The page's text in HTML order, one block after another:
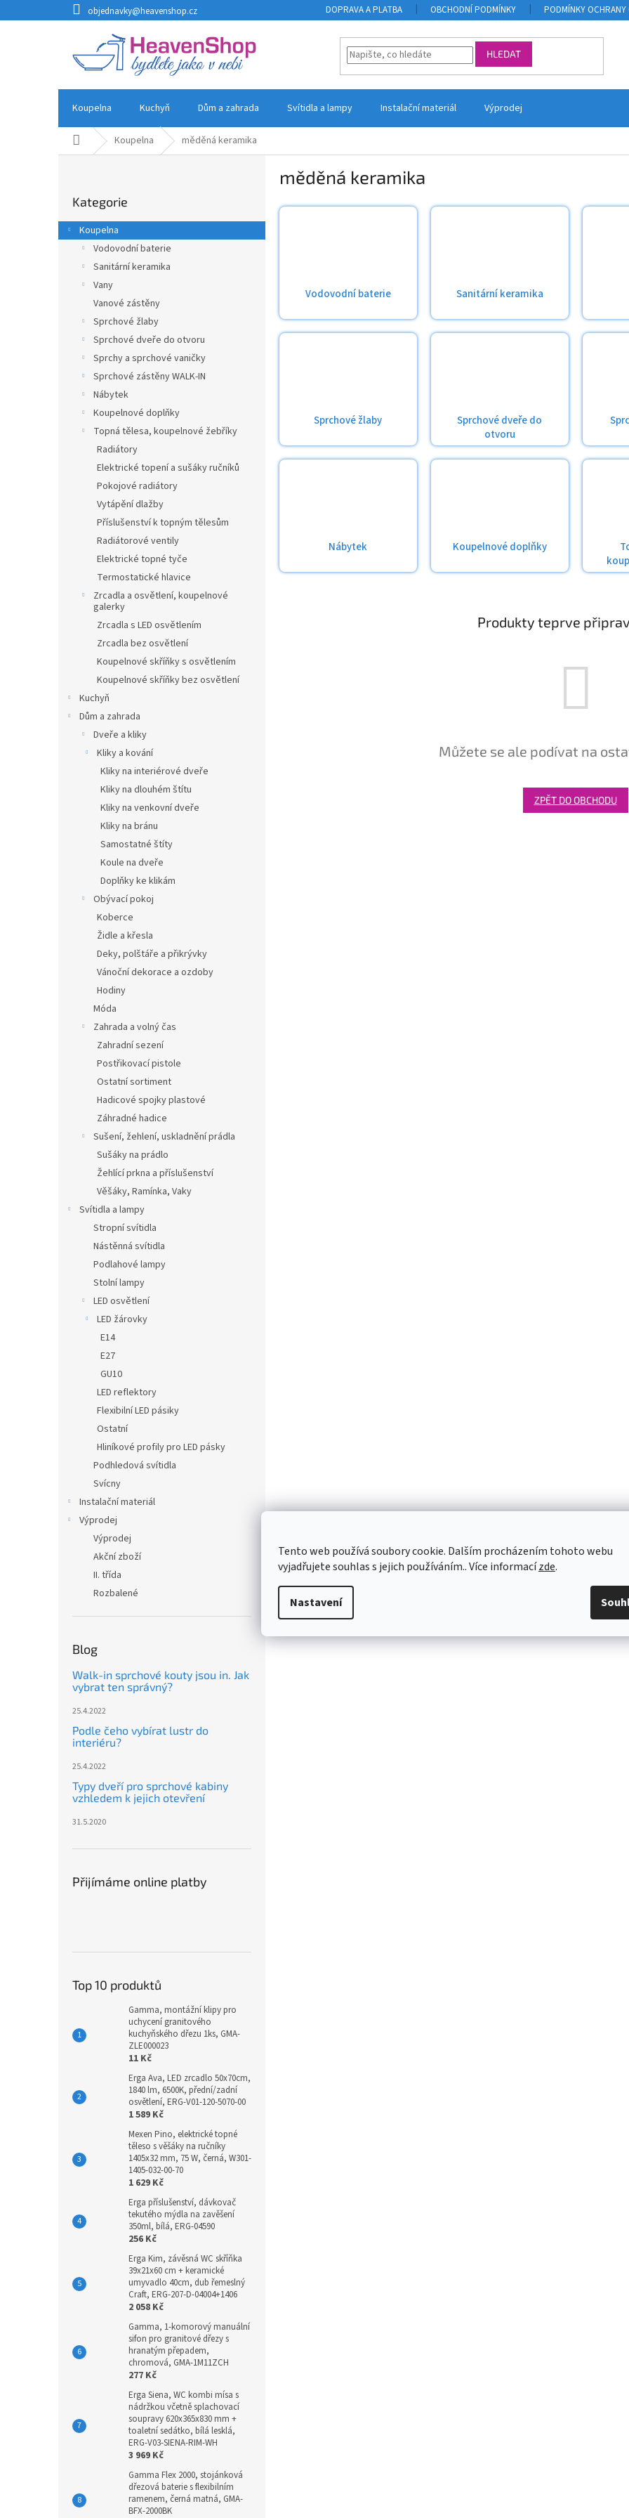
Tento web používá soubory cookie. Dalším procházením tohoto webu
vyjadřujete souhlas s jejich používáním.. Více informacízde.
Nastavení
na
objednavky@heavenshop.cz DOPRAVA A PLATBA OBCHODNÍ PODMÍNKY PODMÍNKY OCHRANY
HLEDAT
Koupelna Kuchyň Dům a zahrada Svítidla a lampy Instalační materiál Výprodej
Domů Koupelna měděná keramika
r
a
kategorie
Kategorie
Koupelna
Vodovodní baterie
Sanitární keramika
Vany
Vanové zástěny
Sprchové žlaby
Sprchové dveře do otvoru
Sprchy a sprchové vaničky
Sprchové zástěny WALK-IN
Nábytek
Koupelnové doplňky
Topná tělesa, koupelnové žebříky
Radiátory
Elektrické topení a sušáky ručníků
Pokojové radiátory
Vytápění dlažby
Příslušenství k topným tělesům
Radiátorové ventily
Elektrické topné tyče
Termostatické hlavice
Zrcadla a osvětlení, koupelnové
galerky
Zrcadla s LED osvětlením
Zrcadla bez osvětlení
Koupelnové skříňky s osvětlením
Koupelnové skříňky bez osvětlení
Kuchyň
Dům a zahrada
Dveře a kliky
Kliky a kování
Kliky na interiérové dveře
Kliky na dlouhém štítu
Kliky na venkovní dveře
Kliky na bránu
Samostatné štíty
Koule na dveře
Doplňky ke klikám
Obývací pokoj
Koberce
Židle a křesla
Deky, polštáře a přikrývky
Vánoční dekorace a ozdoby
Hodiny
Móda
Zahrada a volný čas
Zahradní sezení
Postřikovací pistole
Ostatní sortiment
Hadicové spojky plastové
Záhradné hadice
Sušení, žehlení, uskladnění prádla
Sušáky na prádlo
Žehlící prkna a příslušenství
Věšáky, Ramínka, Vaky
Svítidla a lampy
Stropní svítidla
Nástěnná svítidla
Podlahové lampy
Stolní lampy
LED osvětlení
LED žárovky
E14
E27
GU10
LED reflektory
Flexibilní LED pásiky
Ostatní
Hliníkové profily pro LED pásky
Podhledová svítidla
Svícny
Instalační materiál
Výprodej
Výprodej
Akční zboží
II. třída
Rozbalené
Blog
Walk-in sprchové kouty jsou in. Jak
vybrat ten správný?
25.4.2022
Podle čeho vybírat lustr do
interiéru?
25.4.2022
Typy dveří pro sprchové kabiny
vzhledem k jejich otevření
31.5.2020
Přijímáme online platby
Top 10 produktů
Gamma, montážní klipy pro
uchycení granitového
kuchyňského dřezu 1ks, GMA-
ZLE000023
11 Kč
Erga Ava, LED zrcadlo 50x70cm,
1840 lm, 6500K, přední/zadní
osvětlení, ERG-V01-120-5070-00
1 589 Kč
Mexen Pino, elektrické topné
těleso s věšáky na ručníky
1405x32 mm, 75 W, černá, W301-
1405-032-00-70
1 629 Kč
Erga příslušenství, dávkovač
tekutého mýdla na zavěšení
350ml, bílá, ERG-04590
256 Kč
Erga Kim, závěsná WC skříňka
39x21x60 cm + keramické
umyvadlo 40cm, dub řemeslný
Craft, ERG-207-D-04004+1406
2 058 Kč
Gamma, 1-komorový manuální
sifon pro granitové dřezy s
hranatým přepadem,
chromová, GMA-1M11ZCH
277 Kč
Erga Siena, WC kombi mísa s
nádržkou včetně splachovací
soupravy 620x365x830 mm +
toaletní sedátko, bílá lesklá,
ERG-V03-SIENA-RIM-WH
3 969 Kč
Gamma Flex 2000, stojánková
dřezová baterie s flexibilním
ramenem, černá matná, GMA-
BFX-2000BK
měděná keramika
Vodovodní baterie Sanitární keramika
Sprchové žlaby
Sprchové dveře do
otvoru
Nábytek Koupelnové doplňky
Produkty teprve
Můžete se ale podívat na
ZPĚT DO OBCHODU